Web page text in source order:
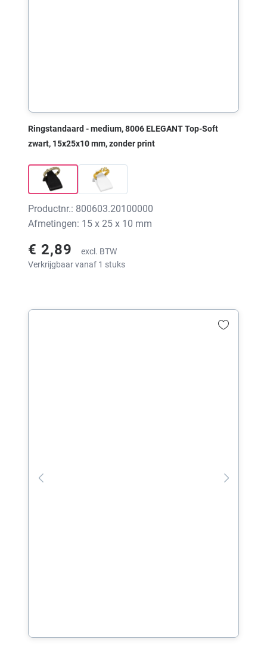
Ringstandaard - medium, 8006 ELEGANT Top-Soft
zwart, 15x25x10 mm, zonder print
Productnr.: 800603.20100000
Afmetingen: 15 x 25 x 10 mm
€ 2,89
excl. BTW
Verkrijgbaar vanaf 1 stuks